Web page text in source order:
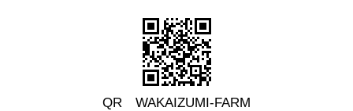
QR WAKAIZUMI-FARM